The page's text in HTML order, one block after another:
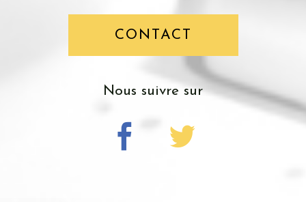
CONTACT
nous suivre sur